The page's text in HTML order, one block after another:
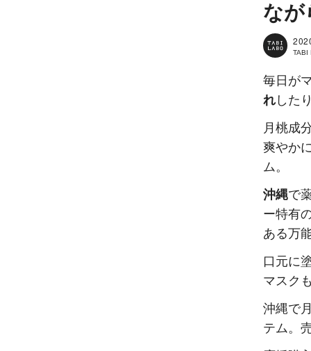
なが
TABI
毎日が
れ した
月桃成
爽やか
ム。
沖縄で
ー特有
ある万
口元に
マスク
沖縄で
テム。